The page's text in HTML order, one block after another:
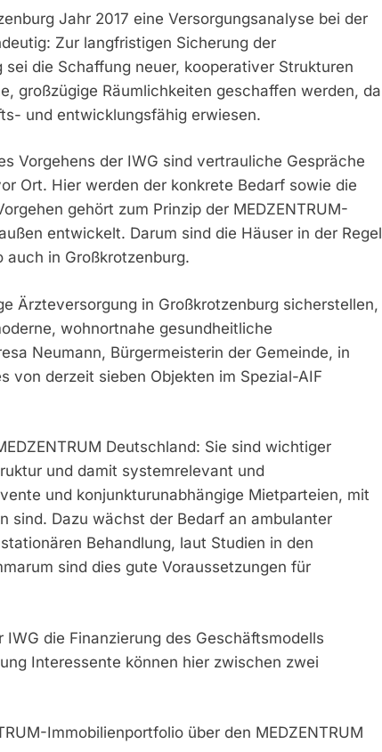
Jahr 2017 eine Versorgungsanalyse bei der
Zur langfristigen Sicherung der
die Schaffung neuer, kooperativer Strukturen
großzügige Räumlichkeiten geschaffen werden, da
und entwicklungsfähig erwiesen.
Vorgehens der IWG sind vertrauliche Gespräche
Ort. Hier werden der konkrete Bedarf sowie die
gehört zum Prinzip der MEDZENTRUM-
entwickelt. Darum sind die Häuser in der Regel
in Großkrotzenburg.
Ärzteversorgung in Großkrotzenburg sicherstellen,
wohnortnahe gesundheitliche
Neumann, Bürgermeisterin der Gemeinde, in
von derzeit sieben Objekten im Spezial-AIF
Deutschland: Sie sind wichtiger
und damit systemrelevant und
und konjunkturunabhängige Mietparteien, mit
sind. Dazu wächst der Bedarf an ambulanter
Behandlung, laut Studien in den
sind dies gute Voraussetzungen für
die Finanzierung des Geschäftsmodells
Interessente können hier zwischen zwei
Immobilienportfolio über den MEDZENTRUM